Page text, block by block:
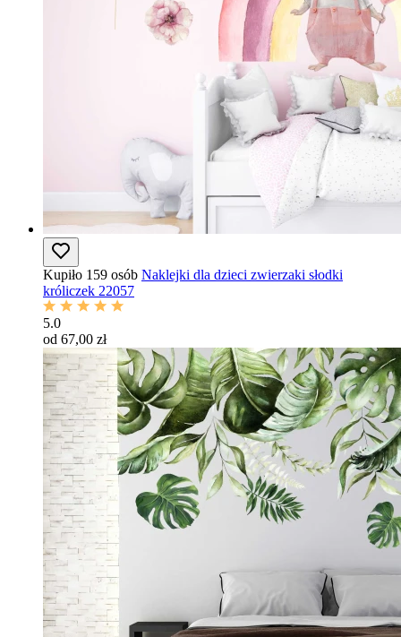
Kupiło 159 osób Naklejki dla dzieci zwierzaki słodki
króliczek 22057
5.0
od 67,00 zł